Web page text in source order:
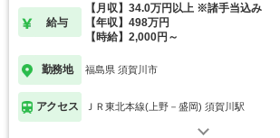
給与
【月収】34.0万円以上 ※諸手当込み
【年収】498万円
【時給】2,000円～
勤務地 福島県 須賀川市
アクセス ＪＲ東北本線(上野－盛岡) 須賀川駅